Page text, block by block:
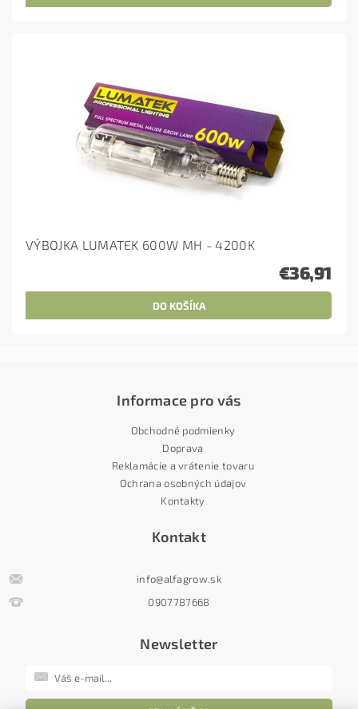
VÝBOJKA LUMATEK 600W MH - 4200K
€36,91
Informace pro vás
Obchodné podmienky
Doprava
Reklamácie a vrátenie tovaru
Ochrana osobných údajov
Kontakty
Kontakt
info@alfagrow.sk
0907787668
Newsletter